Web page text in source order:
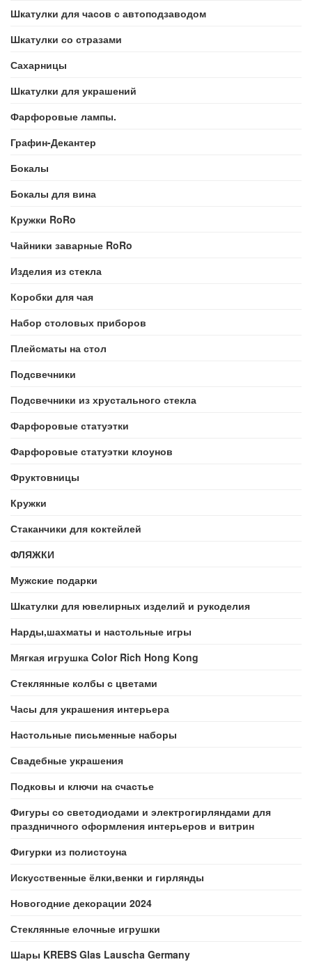
Шкатулки для часов с автоподзаводом
Шкатулки со стразами
Сахарницы
Шкатулки для украшений
Фарфоровые лампы.
Графин-Декантер
Бокалы
Бокалы для вина
Кружки RoRo
Чайники заварные RoRo
Изделия из стекла
Коробки для чая
Набор столовых приборов
Плейсматы на стол
Подсвечники
Подсвечники из хрустального стекла
Фарфоровые статуэтки
Фарфоровые статуэтки клоунов
Фруктовницы
Кружки
Стаканчики для коктейлей
ФЛЯЖКИ
Мужские подарки
Шкатулки для ювелирных изделий и рукоделия
Нарды,шахматы и настольные игры
Мягкая игрушка Color Rich Hong Kong
Стеклянные колбы с цветами
Часы для украшения интерьера
Настольные письменные наборы
Свадебные украшения
Подковы и ключи на счастье
Фигуры со светодиодами и электрогирляндами для
праздничного оформления интерьеров и витрин
Фигурки из полистоуна
Искусственные ёлки,венки и гирлянды
Новогодние декорации 2024
Стеклянные елочные игрушки
Шары KREBS Glas Lauscha Germany